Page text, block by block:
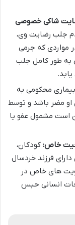
شاکی خصوصی
جلب رضایت وی،
مواردی که جرمی
به طور کامل جلب
بیماری محکومی به
او مضر باشد و توسط
است مشمول عفو یا
خاص: کودکان،
دارای فرزند خردسال
های خاص در
انسانی حبس